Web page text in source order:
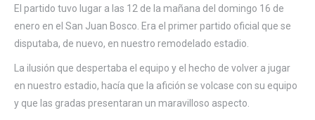
El partido tuvo lugar a las 12 de la mañana del domingo 16 de
enero en el San Juan Bosco. Era el primer partido oficial que se
disputaba, de nuevo, en nuestro remodelado estadio.
La ilusión que despertaba el equipo y el hecho de volver a jugar
en nuestro estadio, hacía que la afición se volcase con su equipo
y que las gradas presentaran un maravilloso aspecto.